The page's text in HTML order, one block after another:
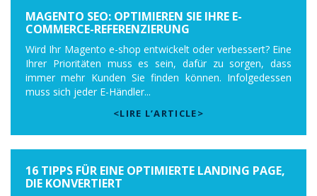
MAGENTO SEO: OPTIMIEREN SIE IHRE E-
COMMERCE-REFERENZIERUNG
Wird Ihr Magento e-shop entwickelt oder verbessert? Eine
Ihrer Prioritäten muss es sein, dafür zu sorgen, dass
immer mehr Kunden Sie finden können. Infolgedessen
muss sich jeder E-Händler...
<LIRE L’ARTICLE>
16 TIPPS FÜR EINE OPTIMIERTE LANDING PAGE,
DIE KONVERTIERT